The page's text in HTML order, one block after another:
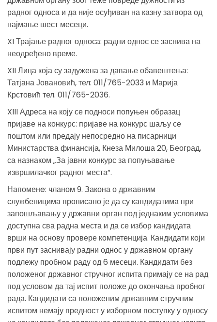
радног односа и да није осуђиван на казну затвора од
најмање шест месеци.
XI Трајање радног односа: радни однос се заснива на
неодређено време.
XII Лица која су задужена за давање обавештења:
Татјана Јовановић, тел: 011/765-2033 и Марија
Крстовић тел. 011/765-2036.
XIII Адреса на коју се подноси попуњен образац
пријаве на конкурс: пријаве на конкурс шаљу се
поштом или предају непосредно на писарници
Министарства финансија, Кнеза Милоша 20, Београд,
са назнаком „За јавни конкурс за попуњавање
извршилачког радног места”.
Напоменe: чланом 9. Закона о државним
службеницима прописано је да су кандидатима при
запошљавању у државни орган под једнаким условима
доступна сва радна места и да се избор кандидата
врши на основу провере компетенција. Кандидати који
први пут заснивају радни однос у државном органу
подлежу пробном раду од 6 месеци. Кандидати без
положеног државног стручног испита примају се на рад
под условом да тај испит положе до окончања пробног
рада. Кандидати са положеним државним стручним
испитом немају предност у изборном поступку у односу